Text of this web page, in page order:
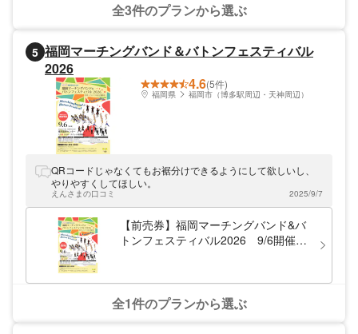
全3件のプランから選ぶ
5 福岡マーチングバンド＆バトンフェスティバル
2026
4.6(5件)
福岡県 福岡市（博多駅周辺・天神周辺）
QRコードじゃなくてもお裾分けできるようにして欲しいし、
やりやすくしてほしい。
えんさまの口コミ 2025/9/7
【前売券】福岡マーチングバンド&バ
トンフェスティバル2026 9/6開催
全1件のプランから選ぶ